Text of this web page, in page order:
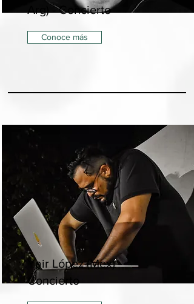
Arg) - Concierto
Conoce más
Yair López (Mex) -
Concierto